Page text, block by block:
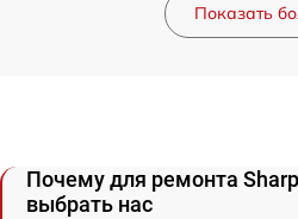
Показать
Почему для ремонта
выбрать нас